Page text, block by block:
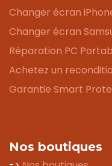
Changer écran
Changer écran
Réparation PC
Achetez un
Garantie Smart
Nos boutiques